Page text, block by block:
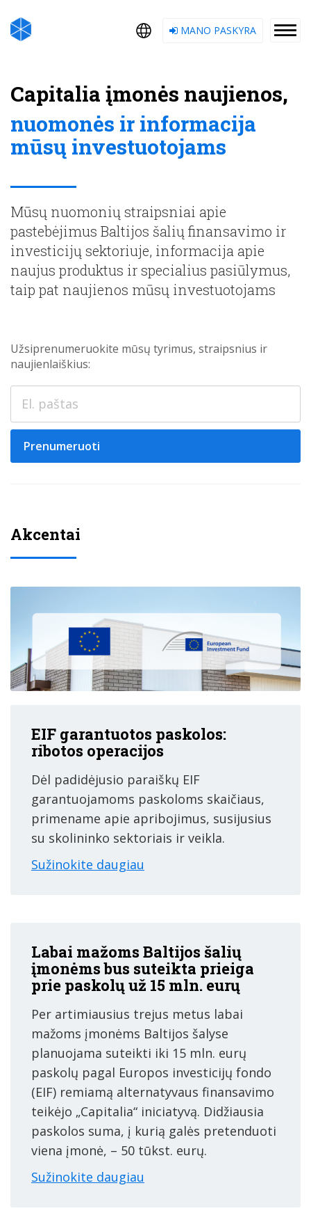
MANO PASKYRA
Capitalia įmonės naujienos,
nuomonės ir informacija
mūsų investuotojams
Mūsų nuomonių straipsniai apie
pastebėjimus Baltijos šalių finansavimo ir
investicijų sektoriuje, informacija apie
naujus produktus ir specialius pasiūlymus,
taip pat naujienos mūsų investuotojams
Užsiprenumeruokite mūsų tyrimus, straipsnius ir
naujienlaiškius:
Prenumeruoti
Akcentai
EIF garantuotos paskolos:
ribotos operacijos
Dėl padidėjusio paraiškų EIF
garantuojamoms paskoloms skaičiaus,
primename apie apribojimus, susijusius
su skolininko sektoriais ir veikla.
Sužinokite daugiau
Labai mažoms Baltijos šalių
įmonėms bus suteikta prieiga
prie paskolų už 15 mln. eurų
Per artimiausius trejus metus labai
mažoms įmonėms Baltijos šalyse
planuojama suteikti iki 15 mln. eurų
paskolų pagal Europos investicijų fondo
(EIF) remiamą alternatyvaus finansavimo
teikėjo „Capitalia“ iniciatyvą. Didžiausia
paskolos suma, į kurią galės pretenduoti
viena įmonė, – 50 tūkst. eurų.
Sužinokite daugiau